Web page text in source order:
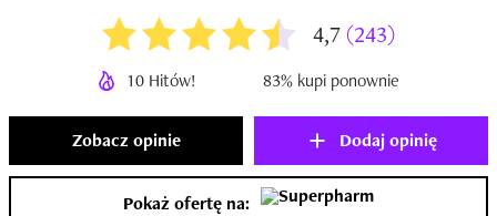
4,7 (243)
10 Hitów! 83% kupi ponownie
Zobacz opinie Dodaj opinię
Pokaż ofertę na: